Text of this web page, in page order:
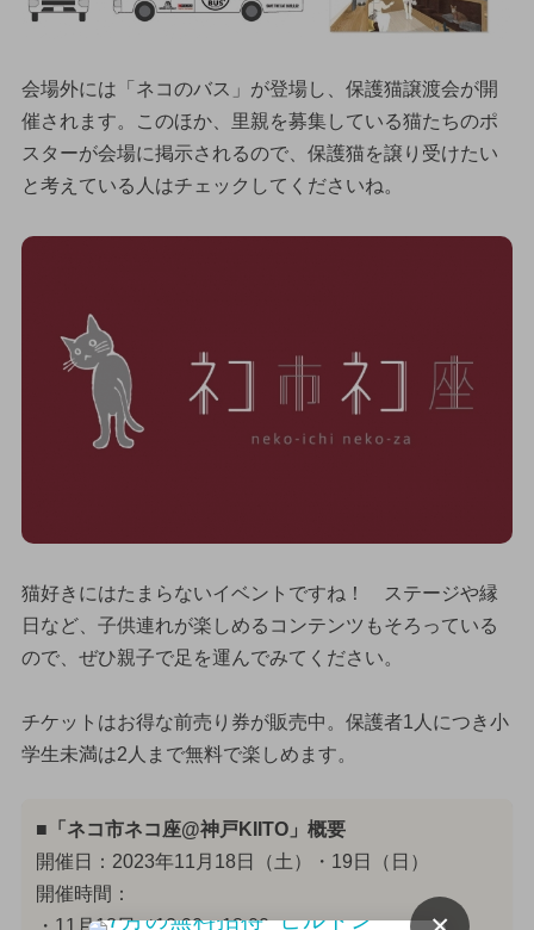
会場外には「ネコのバス」が登場し、保護猫譲渡会が開
催されます。このほか、里親を募集している猫たちのポ
スターが会場に掲示されるので、保護猫を譲り受けたい
と考えている人はチェックしてくださいね。
猫好きにはたまらないイベントですね！ ステージや縁
日など、子供連れが楽しめるコンテンツもそろっている
ので、ぜひ親子で足を運んでみてください。
チケットはお得な前売り券が販売中。保護者1人につき小
学生未満は2人まで無料で楽しめます。
■「ネコ市ネコ座@神戸KIITO」概要
開催日：2023年11月18日（土）・19日（日）
開催時間：